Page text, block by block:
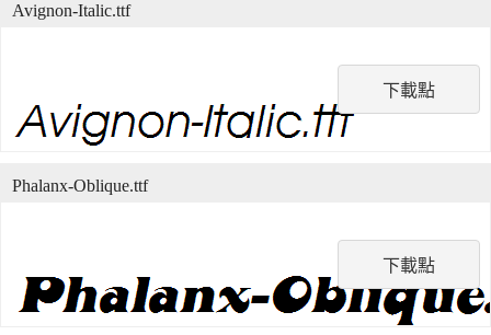
下載點
Avignon-Italic.ttf
下載點
Phalanx-Oblique.ttf